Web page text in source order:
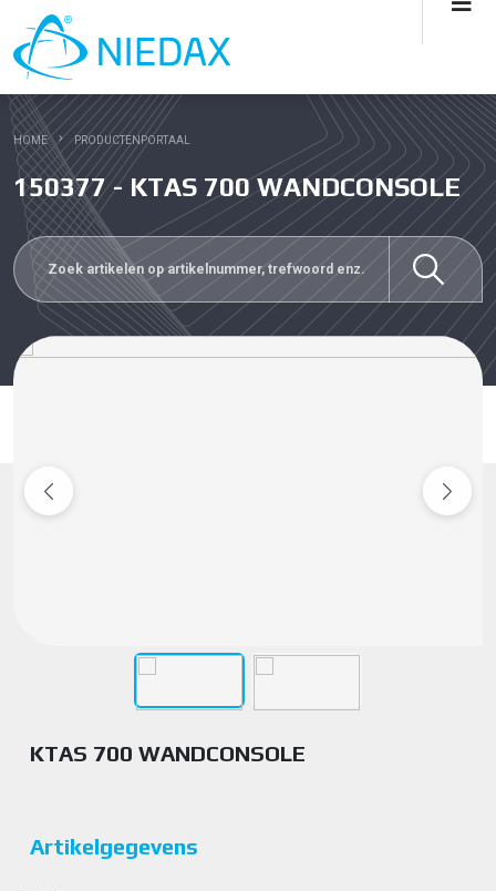
HOME PRODUCTENPORTAAL
150377 - KTAS 700 WANDCONSOLE
KTAS 700 WANDCONSOLE
Artikelgegevens